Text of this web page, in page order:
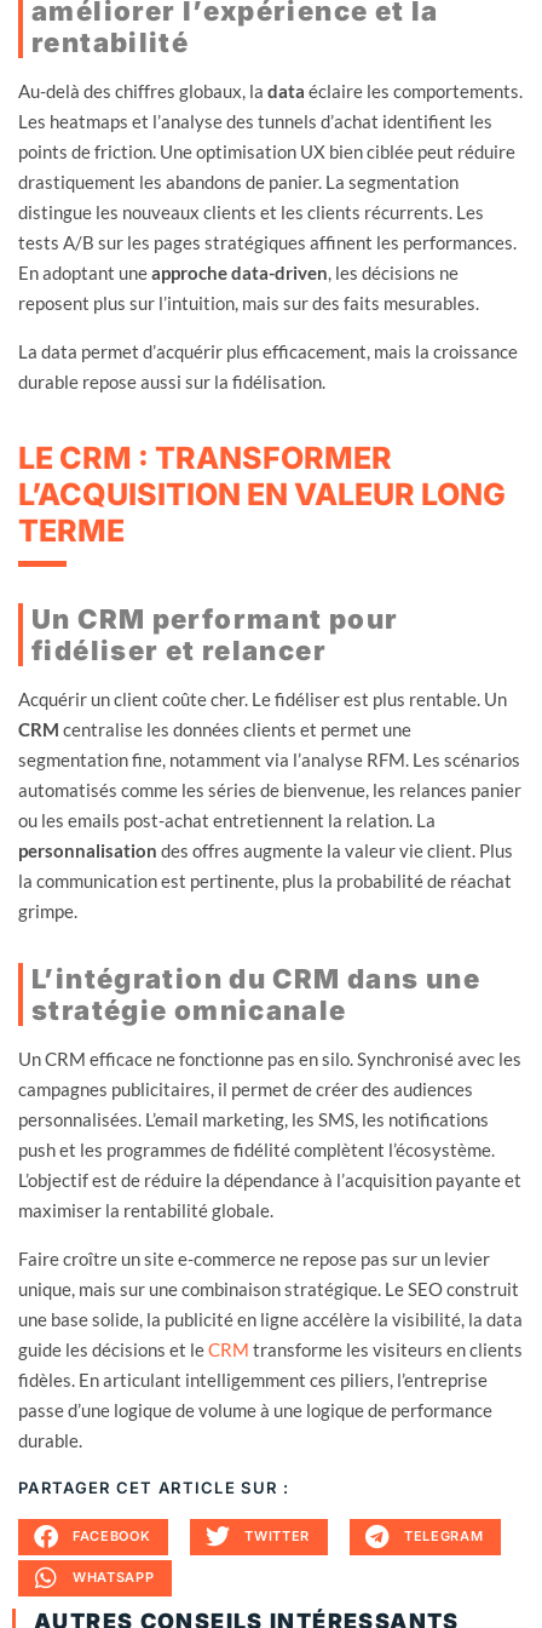
améliorer l’expérience et la
rentabilité
Au-delà des chiffres globaux, la data éclaire les comportements.
Les heatmaps et l’analyse des tunnels d’achat identifient les
points de friction. Une optimisation UX bien ciblée peut réduire
drastiquement les abandons de panier. La segmentation
distingue les nouveaux clients et les clients récurrents. Les
tests A/B sur les pages stratégiques affinent les performances.
En adoptant uneapproche data-driven, les décisions ne
reposent plus sur l’intuition, mais sur des faits mesurables.
La data permet d’acquérir plus efficacement, mais la croissance
durable repose aussi sur la fidélisation.
LE CRM : TRANSFORMER
L’ACQUISITION EN VALEUR LONG
TERME
Un CRM performant pour
fidéliser et relancer
Acquérir un client coûte cher. Le fidéliser est plus rentable. Un
CRM centralise les données clients et permet une
segmentation fine, notamment via l’analyse RFM. Les scénarios
automatisés comme les séries de bienvenue, les relances panier
ou les emails post-achat entretiennent la relation. La
personnalisation des offres augmente la valeur vie client. Plus
la communication est pertinente, plus la probabilité de réachat
grimpe.
L’intégration du CRM dans une
stratégie omnicanale
Un CRM efficace ne fonctionne pas en silo. Synchronisé avec les
campagnes publicitaires, il permet de créer des audiences
personnalisées. L’email marketing, les SMS, les notifications
push et les programmes de fidélité complètent l’écosystème.
L’objectif est de réduire la dépendance à l’acquisition payante et
maximiser la rentabilité globale.
Faire croître un site e-commerce ne repose pas sur un levier
unique, mais sur une combinaison stratégique. Le SEO construit
une base solide, la publicité en ligne accélère la visibilité, la data
guide les décisions et leCRM transforme les visiteurs en clients
fidèles. En articulant intelligemment ces piliers, l’entreprise
passe d’une logique de volume à une logique de performance
durable.
PARTAGER CET ARTICLE SUR :
FACEBOOK TWITTER TELEGRAM
WHATSAPP
AUTRES CONSEILS INTÉRESSANTS